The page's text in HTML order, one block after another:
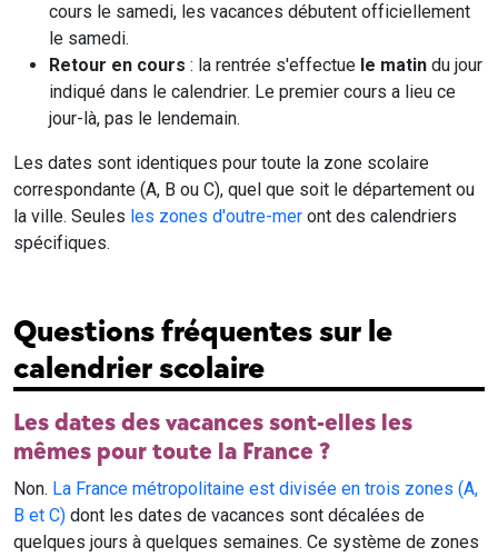
cours le samedi, les vacances débutent officiellement
le samedi.
Retour en cours : la rentrée s'effectue le matin du jour
indiqué dans le calendrier. Le premier cours a lieu ce
jour-là, pas le lendemain.
Les dates sont identiques pour toute la zone scolaire
correspondante (A, B ou C), quel que soit le département ou
la ville. Seules les zones d'outre-mer ont des calendriers
spécifiques.
Questions fréquentes sur le
calendrier scolaire
Les dates des vacances sont-elles les
mêmes pour toute la France ?
Non. La France métropolitaine est divisée en trois zones (A,
B et C) dont les dates de vacances sont décalées de
quelques jours à quelques semaines. Ce système de zones